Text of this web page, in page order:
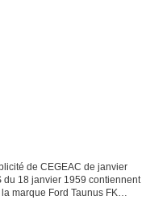
de CEGEAC de janvier
du 18 janvier 1959 contiennent
marque Ford Taunus FK